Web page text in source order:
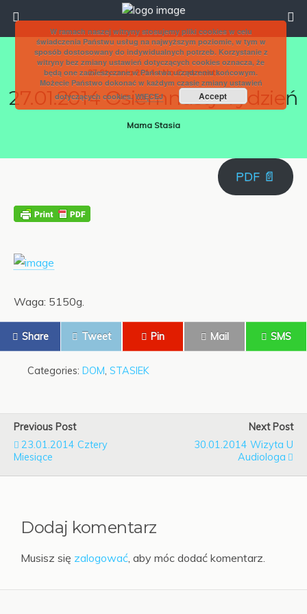
27 Stycznia 2014 • No Comments
27.01.2014 Osiemnasty Tydzień
Mama Stasia
PDF 📄
Waga: 5150g.
Share Tweet Pin Mail SMS
Categories: DOM, STASIEK
Previous Post
23.01.2014 Cztery
Miesiące
Next Post
30.01.2014 Wizyta U
Audiologa
Dodaj komentarz
Musisz się zalogować , aby móc dodać komentarz.
W ramach naszej witryny stosujemy pliki cookies w celu
świadczenia Państwu usług na najwyższym poziomie, w tym w
sposób dostosowany do indywidualnych potrzeb. Korzystanie z
witryny bez zmiany ustawień dotyczących cookies oznacza, że
będą one zamieszczane w Państwa urządzeniu końcowym.
Możecie Państwo dokonać w każdym czasie zmiany ustawień
dotyczących cookies.WIĘCEJ Accept